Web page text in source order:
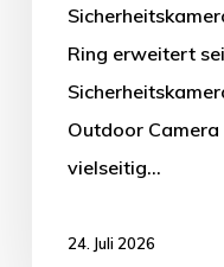
Ring erweitert
Outdoor
vielseitig…
24. Juli 2026